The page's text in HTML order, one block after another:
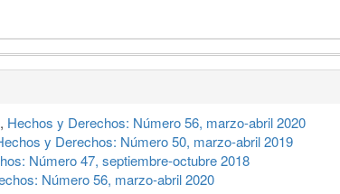
, Hechos y Derechos: Número 56, marzo-abril 2020
y Derechos: Número 50, marzo-abril 2019
Número 47, septiembre-octubre 2018
Número 56, marzo-abril 2020